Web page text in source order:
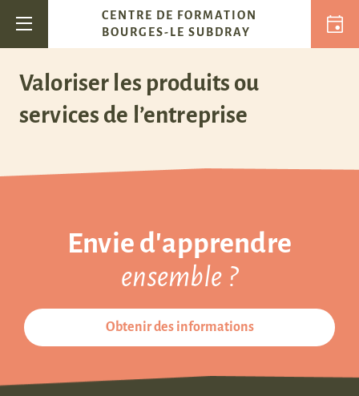
Navigation principale
CENTRE DE FORMATION
BOURGES-LE SUBDRAY
Valoriser les produits ou
services de l’entreprise
Envie d'apprendre
ensemble ?
Obtenir des informations